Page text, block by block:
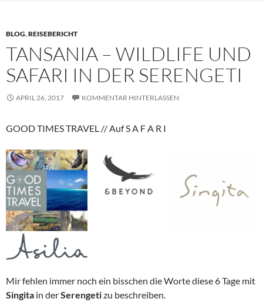
BLOG,REISEBERICHT
TANSANIA – WILDLIFE UND
SAFARI IN DER SERENGETI
APRIL 26, 2017 KOMMENTAR HINTERLASSEN
GOOD TIMES TRAVEL // Auf S A F A R I
Mir fehlen immer noch ein bisschen die Worte diese 6 Tage mit
Singita in derSerengetizu beschreiben.